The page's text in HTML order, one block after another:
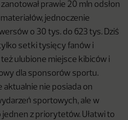
prawie 20 mln odsłon
jednoczenie
o 30 tys. do 623 tys. Dziś
setki tysięcy fanów i
ulubione miejsce kibiców i
dla sponsorów sportu.
aktualnie nie posiada on
sportowych, ale w
z priorytetów. Ułatwi to